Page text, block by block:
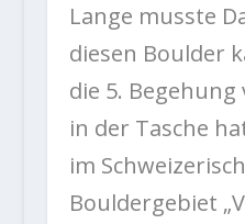
Lange musste
diesen Boulder
die 5. Begehung
in der Tasche
im
Bouldergebiet